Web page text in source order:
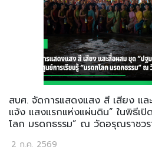
สบศ. จัดการแสดงแสง สี เสียง แ
แจ้ง แสงแรกแห่งแผ่นดิน” ในพิธีเปิ
โลก มรดกธรรม” ณ วัดอรุณราชวร
2 ก.ค. 2569